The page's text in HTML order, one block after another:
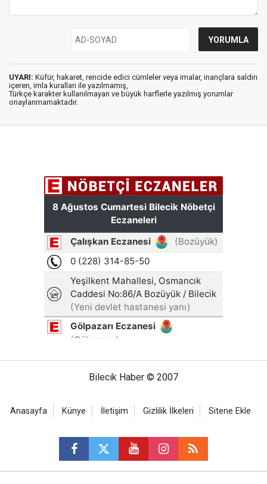
UYARI: Küfür, hakaret, rencide edici cümleler veya imalar, inançlara saldırı
içeren, imla kuralları ile yazılmamış,
Türkçe karakter kullanılmayan ve büyük harflerle yazılmış yorumlar
onaylanmamaktadır.
Bilecik Haber © 2007
Anasayfa Künye İletişim Gizlilik İlkeleri Sitene Ekle